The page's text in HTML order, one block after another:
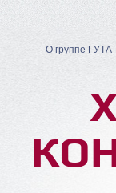
О группе ГУТА